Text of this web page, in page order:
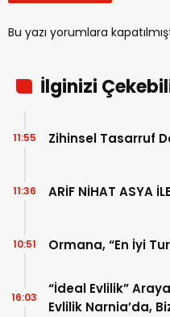
Bu yazı yorumlara
İlginizi
Zihinsel Tasarruf
11:55
ARİF NİHAT ASYA
11:36
Ormana, “En İyi
10:51
“İdeal Evlilik”
Evlilik Narnia’da,
16:03